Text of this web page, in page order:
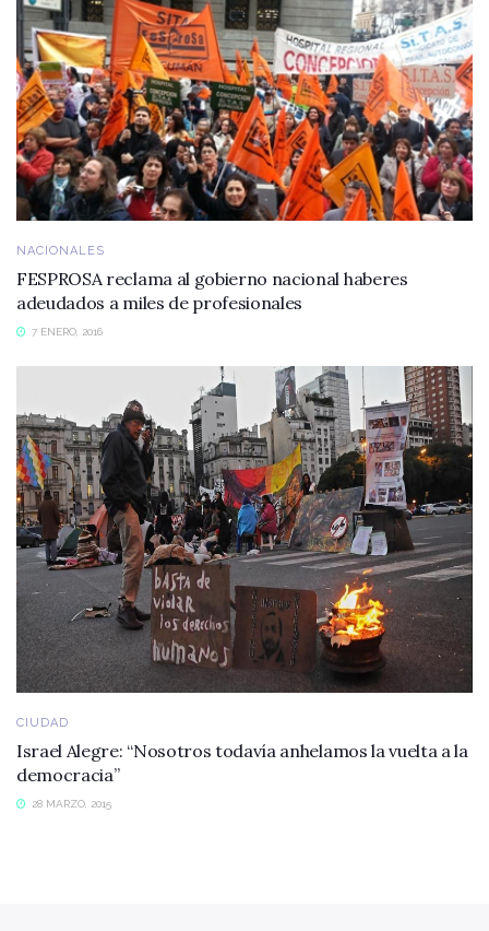
NACIONALES
FESPROSA reclama al gobierno nacional haberes
adeudados a miles de profesionales
7 ENERO, 2016
CIUDAD
Israel Alegre: “Nosotros todavía anhelamos la vuelta a la
democracia”
28 MARZO, 2015